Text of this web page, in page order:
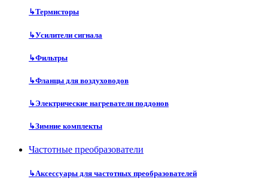
↳Термисторы
↳Усилители сигнала
↳Фильтры
↳Фланцы для воздуховодов
↳Электрические нагреватели поддонов
↳Зимние комплекты
Частотные преобразователи
↳Аксессуары для частотных преобразователей